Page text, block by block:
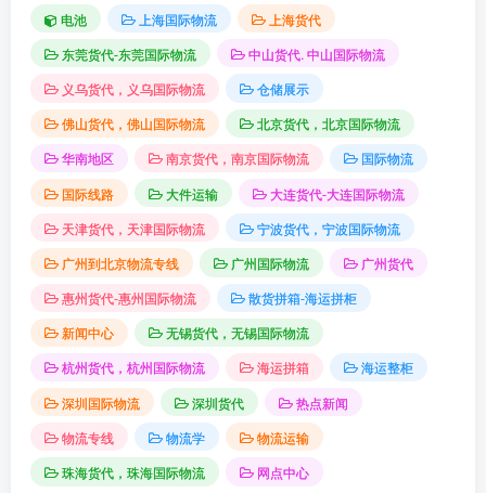
电池
上海国际物流
上海货代
东莞货代-东莞国际物流
中山货代. 中山国际物流
义乌货代，义乌国际物流
仓储展示
佛山货代，佛山国际物流
北京货代，北京国际物流
华南地区
南京货代，南京国际物流
国际物流
国际线路
大件运输
大连货代-大连国际物流
天津货代，天津国际物流
宁波货代，宁波国际物流
广州到北京物流专线
广州国际物流
广州货代
惠州货代-惠州国际物流
散货拼箱-海运拼柜
新闻中心
无锡货代，无锡国际物流
杭州货代，杭州国际物流
海运拼箱
海运整柜
深圳国际物流
深圳货代
热点新闻
物流专线
物流学
物流运输
珠海货代，珠海国际物流
网点中心